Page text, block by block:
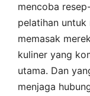
mencoba
pelatihan untuk
memasak
kuliner yang
utama. Dan
menjaga